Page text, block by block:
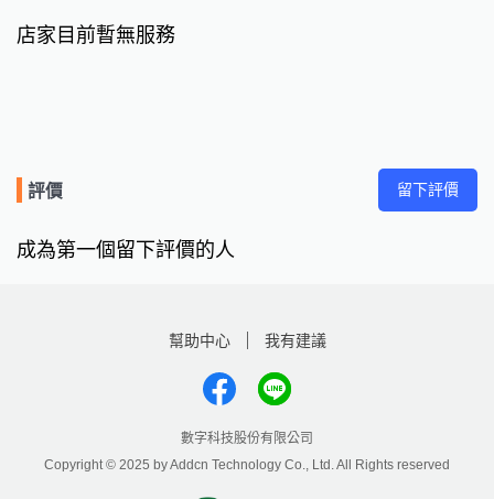
店家目前暫無服務
評價 留下評價
成為第一個留下評價的人
幫助中心 我有建議
數字科技股份有限公司
Copyright © 2025 by Addcn Technology Co., Ltd. All Rights reserved